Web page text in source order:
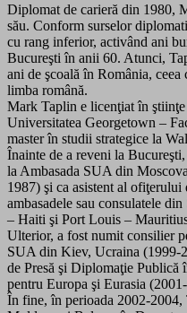
Diplomat de carieră din 1980,
său. Conform surselor
cu rang inferior, activând ani
Bucureşti în anii 60. Atunci,
ani de şcoală în România,
limba română.
Mark Taplin e licenţiat în
Universitatea Georgetown –
master în studii strategice la
Înainte de a reveni la
la Ambasada SUA din
1987) şi ca asistent al
ambasadele sau consulatele
– Haiti şi Port Louis –
Ulterior, a fost numit consilier
SUA din Kiev, Ucraina (1999-
de Presă şi Diplomaţie
pentru Europa şi Eurasia
În fine, în perioada 2002-